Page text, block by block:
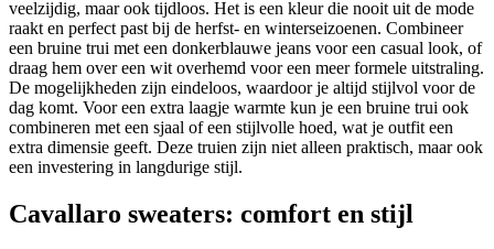
veelzijdig, maar ook tijdloos. Het is een kleur die nooit uit de mode
raakt en perfect past bij de herfst- en winterseizoenen. Combineer
een bruine trui met een donkerblauwe jeans voor een casual look, of
draag hem over een wit overhemd voor een meer formele uitstraling.
De mogelijkheden zijn eindeloos, waardoor je altijd stijlvol voor de
dag komt. Voor een extra laagje warmte kun je een bruine trui ook
combineren met een sjaal of een stijlvolle hoed, wat je outfit een
extra dimensie geeft. Deze truien zijn niet alleen praktisch, maar ook
een investering in langdurige stijl.
Cavallaro sweaters: comfort en stijl